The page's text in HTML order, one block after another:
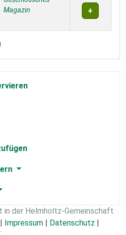
Magazin
in der Helmholtz-Gemeinschaft
Impressum Datenschutz